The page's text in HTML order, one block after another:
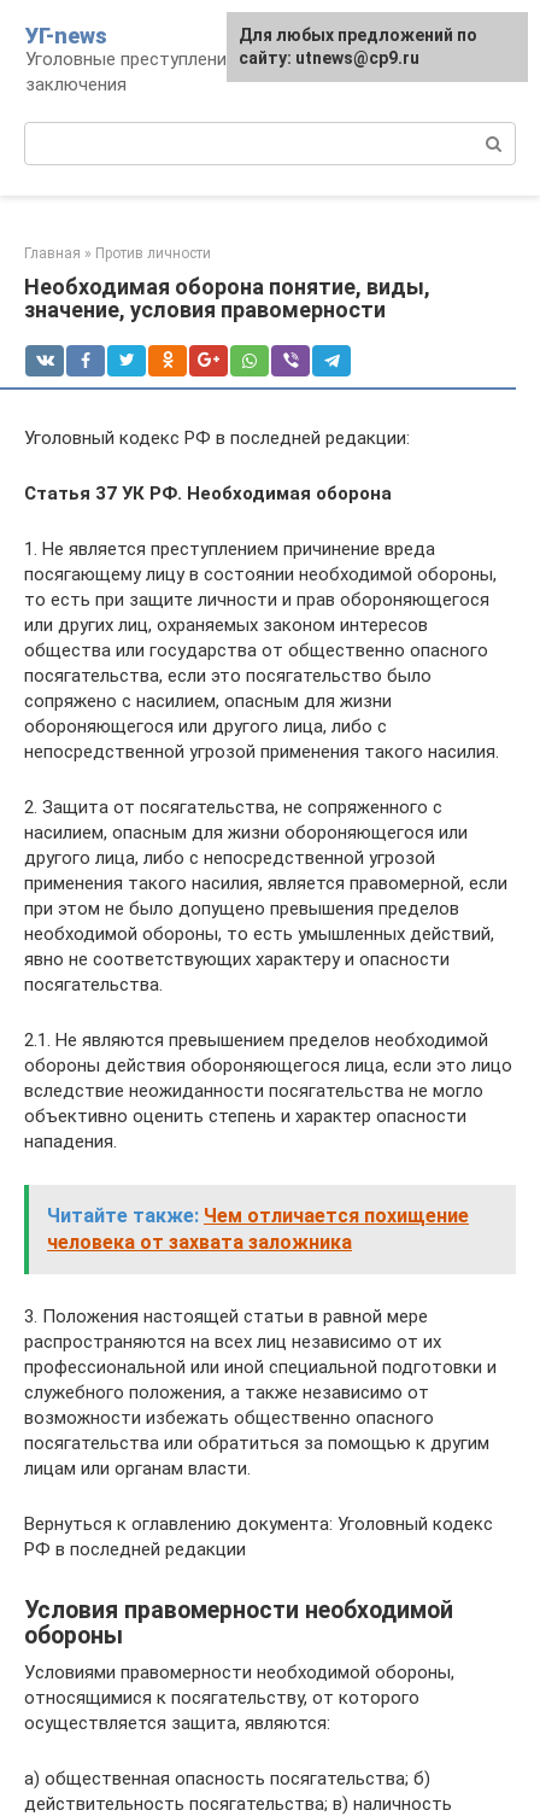
контенту
УГ-news
Уголовные преступления, наказания, места
заключения
Главная » Против личности
Необходимая оборона понятие, виды,
значение, условия правомерности
Уголовный кодекс РФ в последней редакции:
Статья 37 УК РФ. Необходимая оборона
1. Не является преступлением причинение вреда
посягающему лицу в состоянии необходимой обороны,
то есть при защите личности и прав обороняющегося
или других лиц, охраняемых законом интересов
общества или государства от общественно опасного
посягательства, если это посягательство было
сопряжено с насилием, опасным для жизни
обороняющегося или другого лица, либо с
непосредственной угрозой применения такого насилия.
2. Защита от посягательства, не сопряженного с
насилием, опасным для жизни обороняющегося или
другого лица, либо с непосредственной угрозой
применения такого насилия, является правомерной, если
при этом не было допущено превышения пределов
необходимой обороны, то есть умышленных действий,
явно не соответствующих характеру и опасности
посягательства.
2.1. Не являются превышением пределов необходимой
обороны действия обороняющегося лица, если это лицо
вследствие неожиданности посягательства не могло
объективно оценить степень и характер опасности
нападения.
Читайте также: Чем отличается похищение
человека от захвата заложника
3. Положения настоящей статьи в равной мере
распространяются на всех лиц независимо от их
профессиональной или иной специальной подготовки и
служебного положения, а также независимо от
возможности избежать общественно опасного
посягательства или обратиться за помощью к другим
лицам или органам власти.
Вернуться к оглавлению документа: Уголовный кодекс
РФ в последней редакции
Условия правомерности необходимой
обороны
Условиями правомерности необходимой обороны,
относящимися к посягательству, от которого
осуществляется защита, являются:
а) общественная опасность посягательства; б)
действительность посягательства; в) наличность
Для любых предложений по
сайту: utnews@cp9.ru